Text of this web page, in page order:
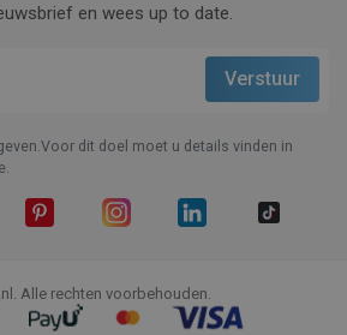
en wees up to date.
dit doel moet u details vinden in
Alle rechten voorbehouden.